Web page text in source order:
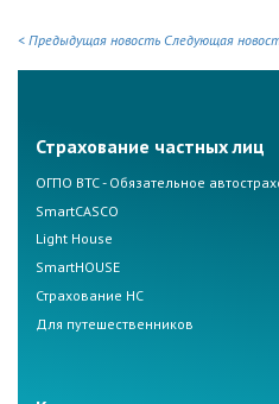
< Предыдущая новость Следующая
Страхование частных лиц
ОГПО ВТС - Обязательное
SmartCASCO
Light House
SmartHOUSE
Страхование НС
Для путешественников